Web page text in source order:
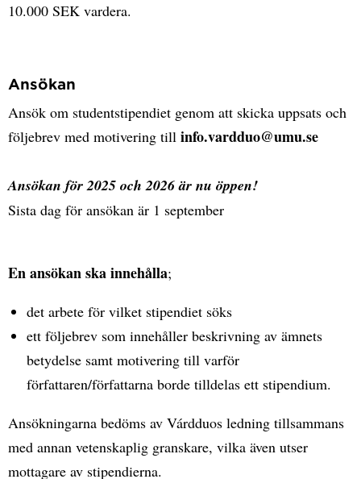
10.000 SEK vardera.
Ansökan
Ansök om studentstipendiet genom att skicka uppsats och
följebrev med motivering till info.vardduo@umu.se
Ansökan för 2025 och 2026 är nu öppen!
Sista dag för ansökan är 1 september
En ansökan ska innehålla;
det arbete för vilket stipendiet söks
ett följebrev som innehåller beskrivning av ämnets
betydelse samt motivering till varför
författaren/författarna borde tilldelas ett stipendium.
Ansökningarna bedöms av Várdduos ledning tillsammans
med annan vetenskaplig granskare, vilka även utser
mottagare av stipendierna.